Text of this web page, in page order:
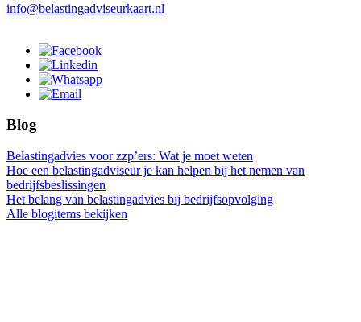
info@belastingadviseurkaart.nl
Blog
Belastingadvies voor zzp’ers: Wat je moet weten
Hoe een belastingadviseur je kan helpen bij het nemen van
bedrijfsbeslissingen
Het belang van belastingadvies bij bedrijfsopvolging
Alle blogitems bekijken